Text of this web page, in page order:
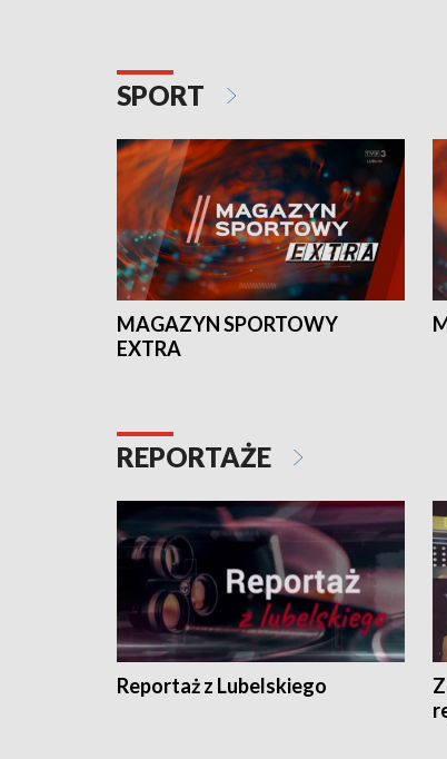
SPORT
MAGAZYN SPORTOWY
EXTRA
REPORTAŻE
Reportaż z Lubelskiego